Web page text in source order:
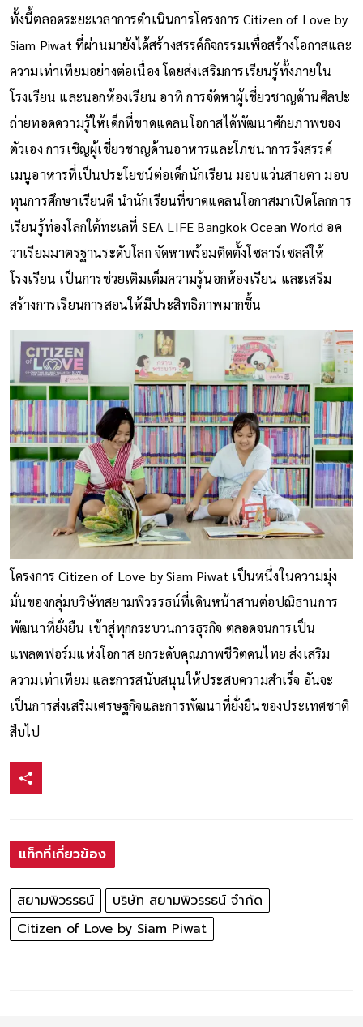
ระดับคุณภาพชีวิตอย่างยั่งยืน
ทั้งนี้ตลอดระยะเวลาการดำเนินการโครงการ Citizen of Love by
Siam Piwat ที่ผ่านมายังได้สร้างสรรค์กิจกรรมเพื่อสร้างโอกาสและ
ความเท่าเทียมอย่างต่อเนื่อง โดยส่งเสริมการเรียนรู้ทั้งภายใน
โรงเรียน และนอกห้องเรียน อาทิ การจัดหาผู้เชี่ยวชาญด้านศิลปะ
ถ่ายทอดความรู้ให้เด็กที่ขาดแคลนโอกาสได้พัฒนาศักยภาพของ
ตัวเอง การเชิญผู้เชี่ยวชาญด้านอาหารและโภชนาการรังสรรค์
เมนูอาหารที่เป็นประโยชน์ต่อเด็กนักเรียน มอบแว่นสายตา มอบ
ทุนการศึกษาเรียนดี นำนักเรียนที่ขาดแคลนโอกาสมาเปิดโลกการ
เรียนรู้ท่องโลกใต้ทะเลที่ SEA LIFE Bangkok Ocean World อค
วาเรียมมาตรฐานระดับโลก จัดหาพร้อมติดตั้งโซลาร์เซลล์ให้
โรงเรียน เป็นการช่วยเติมเต็มความรู้นอกห้องเรียน และเสริม
สร้างการเรียนการสอนให้มีประสิทธิภาพมากขึ้น
โครงการ Citizen of Love by Siam Piwat เป็นหนึ่งในความมุ่ง
มั่นของกลุ่มบริษัทสยามพิวรรธน์ที่เดินหน้าสานต่อปณิธานการ
พัฒนาที่ยั่งยืน เข้าสู่ทุกกระบวนการธุรกิจ ตลอดจนการเป็น
แพลตฟอร์มแห่งโอกาส ยกระดับคุณภาพชีวิตคนไทย ส่งเสริม
ความเท่าเทียม และการสนับสนุนให้ประสบความสำเร็จ อันจะ
เป็นการส่งเสริมเศรษฐกิจและการพัฒนาที่ยั่งยืนของประเทศชาติ
สืบไป
แท็กที่เกี่ยวข้อง
สยามพิวรรธน์
บริษัท สยามพิวรรธน์ จำกัด
Citizen of Love by Siam Piwat